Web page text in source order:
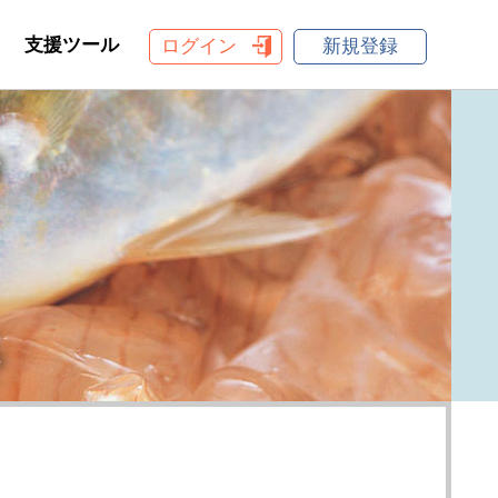
支援ツール ログイン 新規登録